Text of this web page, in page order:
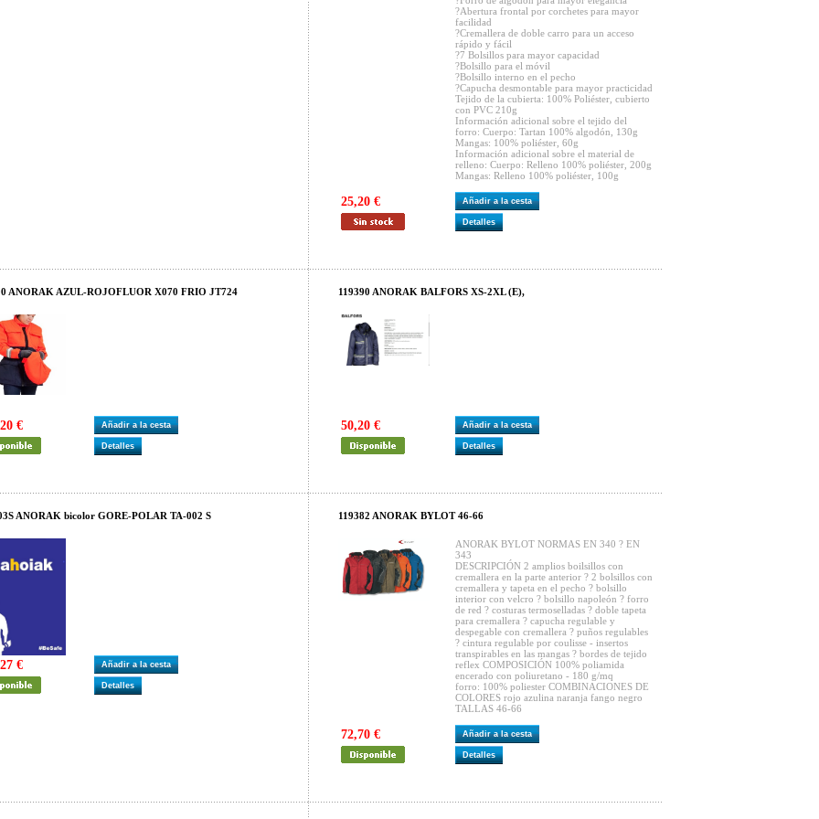
?Abertura frontal por corchetes para mayor
facilidad
?Cremallera de doble carro para un acceso
rápido y fácil
?7 Bolsillos para mayor capacidad
?Bolsillo para el móvil
?Bolsillo interno en el pecho
?Capucha desmontable para mayor practicidad
Tejido de la cubierta: 100% Poliéster, cubierto
con PVC 210g
Información adicional sobre el tejido del
forro: Cuerpo: Tartan 100% algodón, 130g
Mangas: 100% poliéster, 60g
Información adicional sobre el material de
relleno: Cuerpo: Relleno 100% poliéster, 200g
Mangas: Relleno 100% poliéster, 100g
25,20 € Añadir a la cesta
Detalles
ANORAK AZUL-ROJOFLUOR X070 FRIO JT724
€ Añadir a la cesta
Detalles
119390 ANORAK BALFORS XS-2XL (E),
50,20 € Añadir a la cesta
Detalles
ANORAK bicolor GORE-POLAR TA-002 S
€ Añadir a la cesta
Detalles
119382 ANORAK BYLOT 46-66
ANORAK BYLOT NORMAS EN 340 ? EN
343
DESCRIPCIÓN 2 amplios boilsillos con
cremallera en la parte anterior ? 2 bolsillos con
cremallera y tapeta en el pecho ? bolsillo
interior con velcro ? bolsillo napoleón ? forro
de red ? costuras termoselladas ? doble tapeta
para cremallera ? capucha regulable y
despegable con cremallera ? puños regulables
? cintura regulable por coulisse - insertos
transpirables en las mangas ? bordes de tejido
reflex COMPOSICIÓN 100% poliamida
encerado con poliuretano - 180 g/mq
forro: 100% poliester COMBINACIONES DE
COLORES rojo azulina naranja fango negro
TALLAS 46-66
72,70 € Añadir a la cesta
Detalles